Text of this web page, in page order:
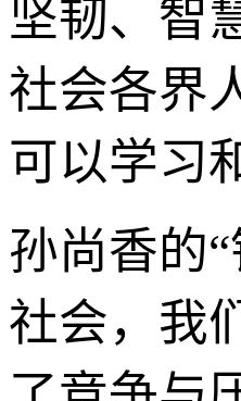
坚韧、智
社会各界
可以学习
孙尚香的
社会，我